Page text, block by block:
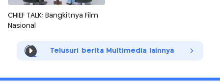
CHIEF TALK: Bangkitnya Film
Nasional
Telusuri berita Multimedia lainnya